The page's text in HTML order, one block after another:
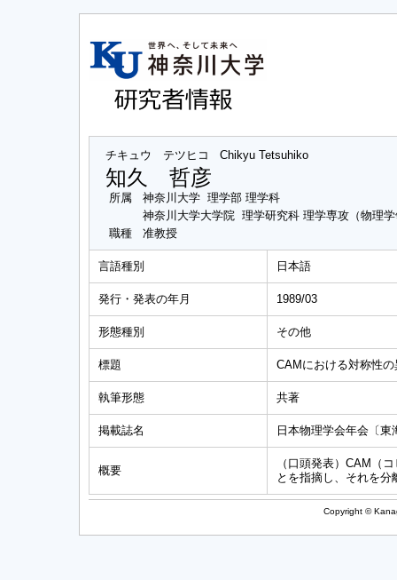
チキュウ テツヒコ Chikyu Tetsuhiko
知久 哲彦
所属
神奈川大学 理学部 理学科
神奈川大学大学院 理学研究科 理学専攻（物理
職種
准教授
言語種別 日本語
発行・発表の年月 1989/03
形態種別 その他
標題 CAMにおける対称性
執筆形態 共著
掲載誌名 日本物理学会年会〔東
概要
（口頭発表）CAM（
とを指摘し、それを
Copyright ©